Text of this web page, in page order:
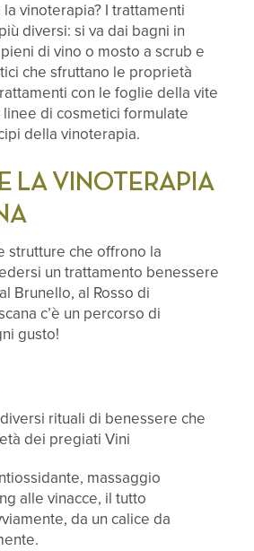
vinoterapia? I trattamenti
diversi: si va dai bagni in
di vino o mosto a scrub e
che sfruttano le proprietà
con le foglie della vite
di cosmetici formulate
della vinoterapia.
LA VINOTERAPIA
strutture che offrono la
un trattamento benessere
Brunello, al Rosso di
c’è un percorso di
gusto!
rituali di benessere che
dei pregiati Vini
massaggio
alle vinacce, il tutto
da un calice da